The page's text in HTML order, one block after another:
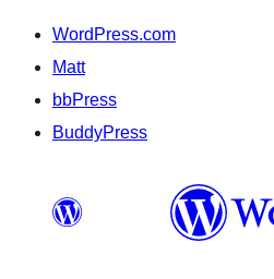
WordPress.com
Matt
bbPress
BuddyPress